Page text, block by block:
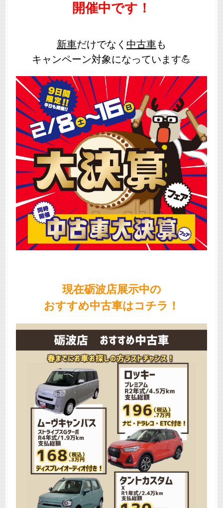
開催中です！
新車だけでなく 中古車も
キャンペーン対象になっています💪
現在砺波店展示中の
おすすめ中古車はコチラ！